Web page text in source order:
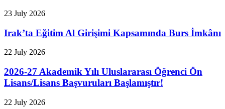
23 July 2026
Irak’ta Eğitim Al Girişimi Kapsamında Burs İmkânı
22 July 2026
2026-27 Akademik Yılı Uluslararası Öğrenci Ön
Lisans/Lisans Başvuruları Başlamıştır!
22 July 2026